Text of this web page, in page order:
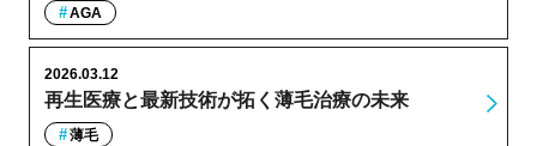
AGA
再生医療と最新技術が拓く薄毛治療の未来
2026.03.12
薄毛